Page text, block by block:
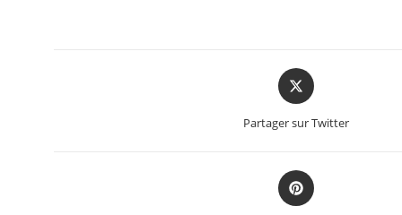
Partager sur Twitter